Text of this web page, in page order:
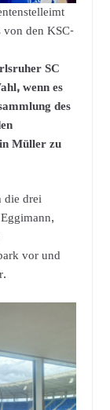
den KSC-
SC
wenn es
des
Müller zu
die drei
vor und